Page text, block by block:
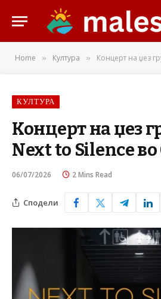
Home » Култура » Концерт на џез
КУЛТУРА
Концерт на џез
Next to Silence
06/07/2026 2 Mins Read
Сподели